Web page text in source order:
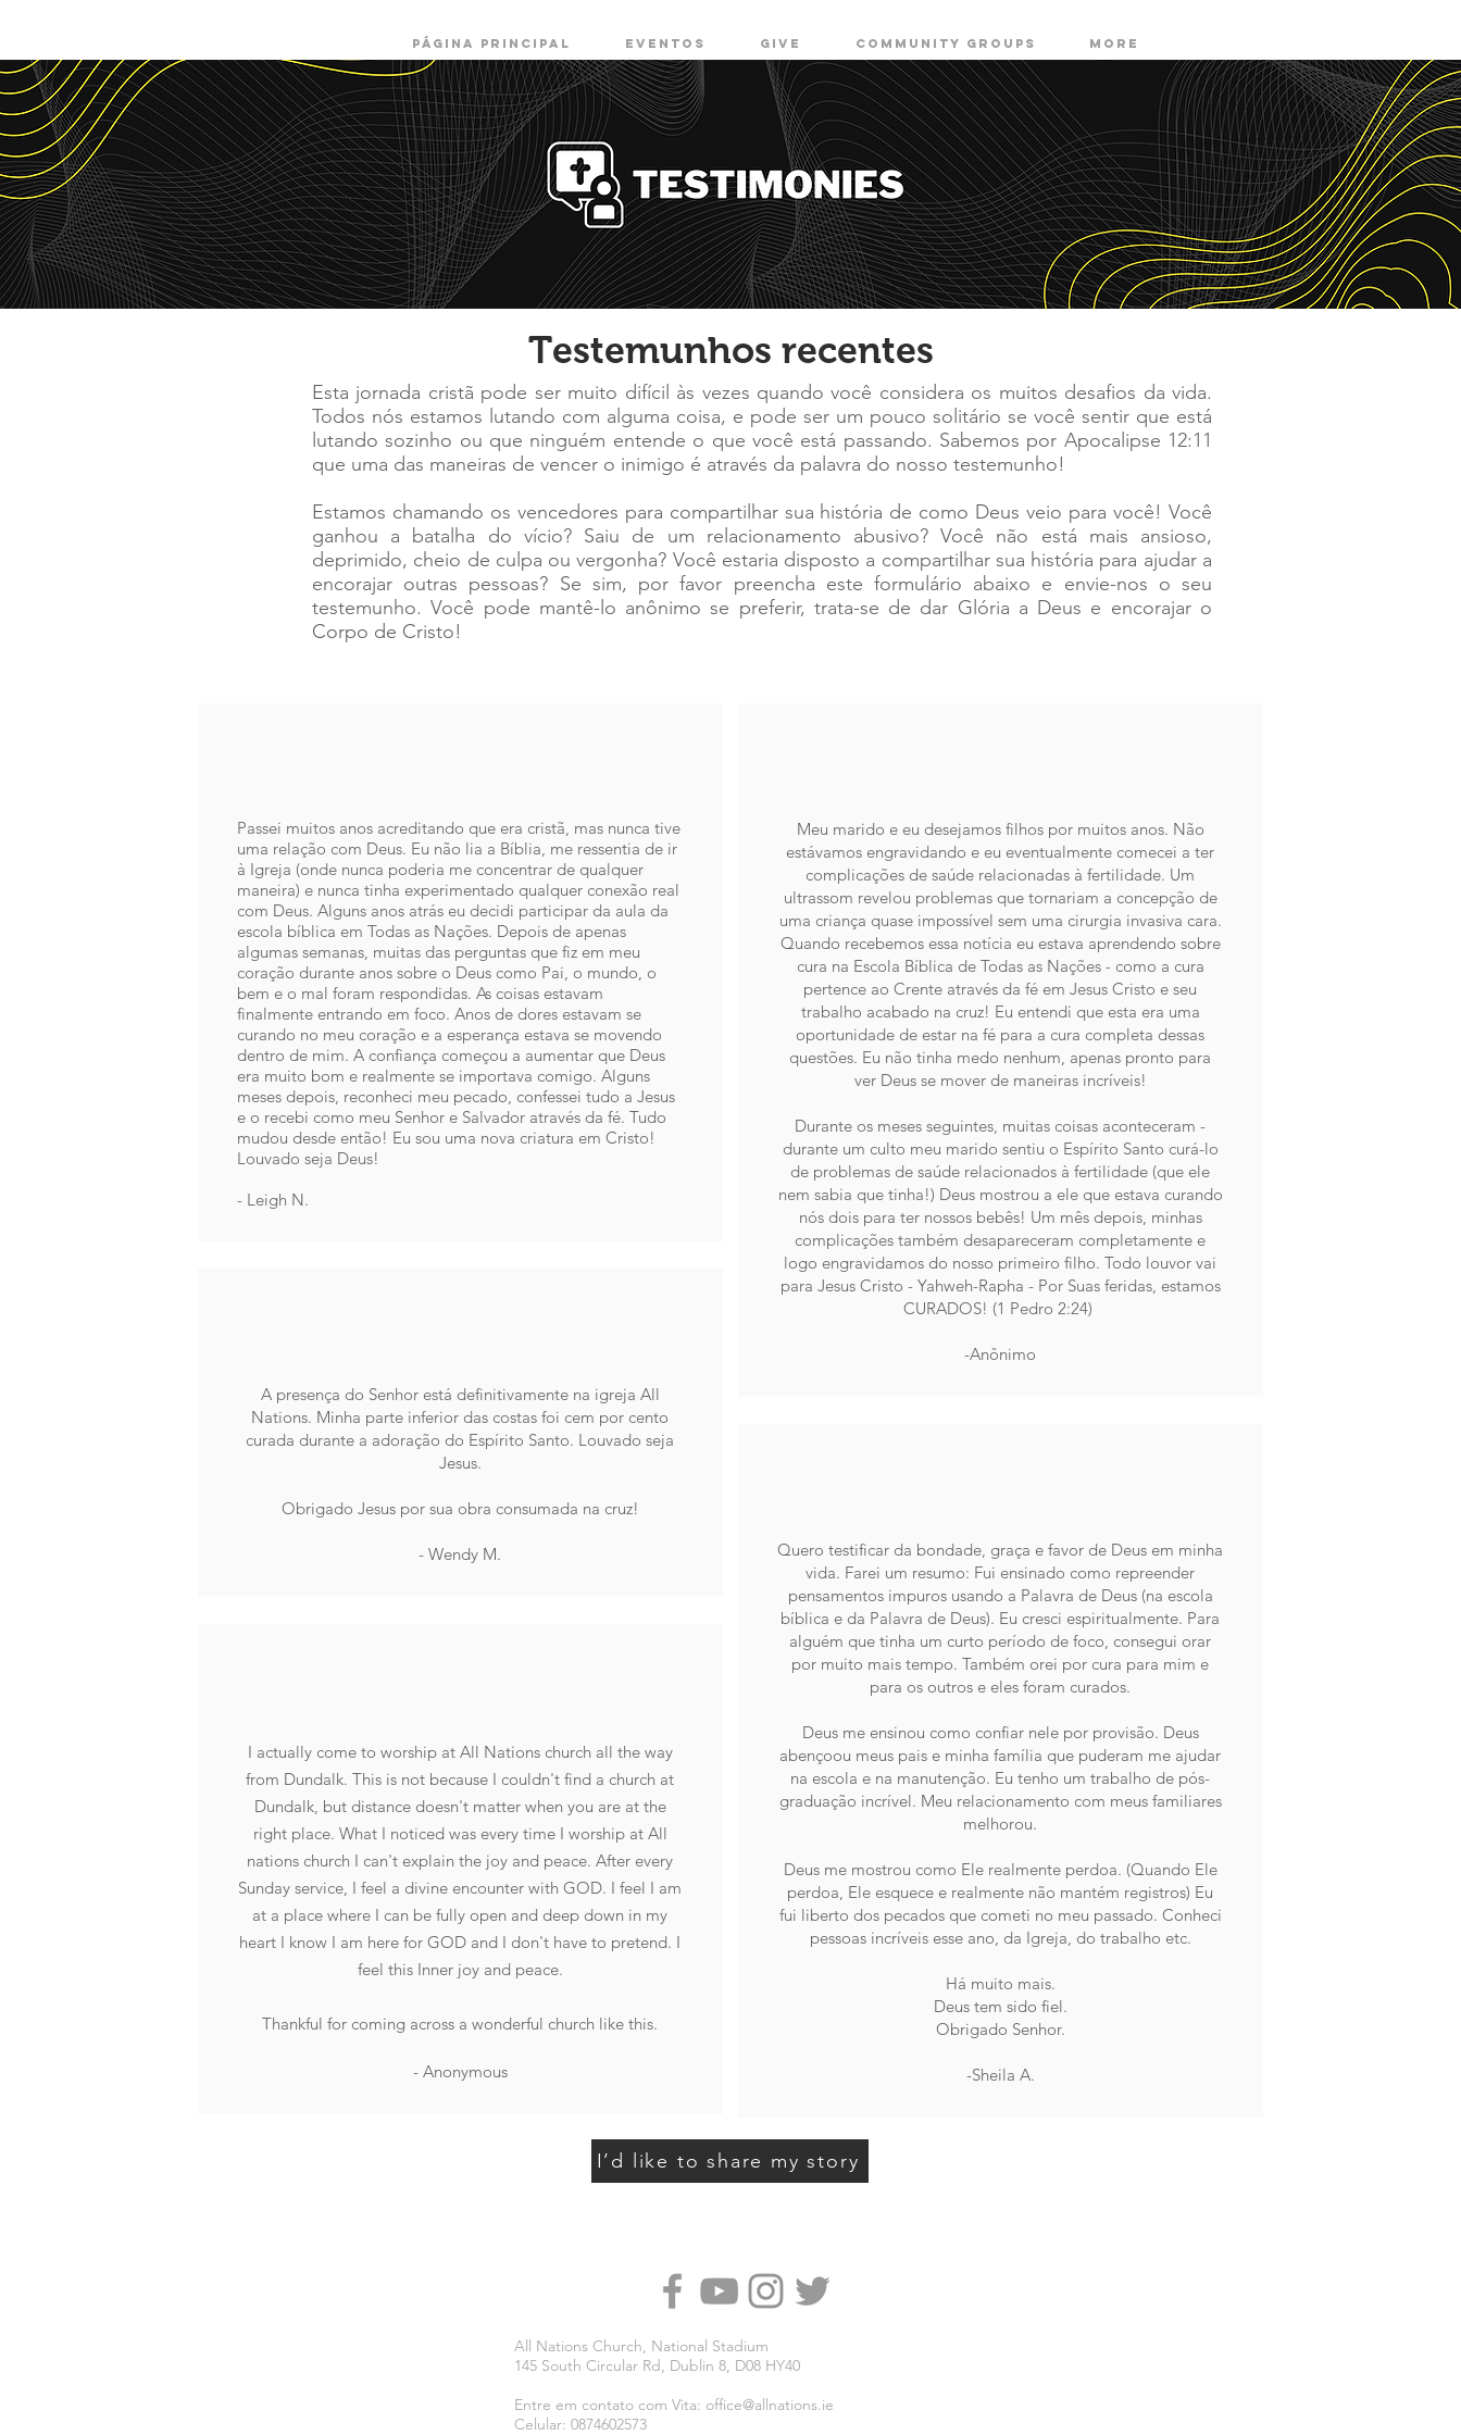
PÁGINA PRINCIPAL EVENTOS GIVE COMMUNITY GROUPS More
Testemunhos recentes
Esta jornada cristã pode ser muito difícil às vezes quando você considera os muitos desafios da vida.
Todos nós estamos lutando com alguma coisa, e pode ser um pouco solitário se você sentir que está
lutando sozinho ou que ninguém entende o que você está passando. Sabemos por Apocalipse 12:11
que uma das maneiras de vencer o inimigo é através da palavra do nosso testemunho!
Estamos chamando os vencedores para compartilhar sua história de como Deus veio para você! Você
ganhou a batalha do vício? Saiu de um relacionamento abusivo? Você não está mais ansioso,
deprimido, cheio de culpa ou vergonha? Você estaria disposto a compartilhar sua história para ajudar a
encorajar outras pessoas? Se sim, por favor preencha este formulário abaixo e envie-nos o seu
testemunho. Você pode mantê-lo anônimo se preferir, trata-se de dar Glória a Deus e encorajar o
Corpo de Cristo!
Passei muitos anos acreditando que era cristã, mas nunca tive
uma relação com Deus. Eu não lia a Bíblia, me ressentia de ir
à Igreja (onde nunca poderia me concentrar de qualquer
maneira) e nunca tinha experimentado qualquer conexão real
com Deus. Alguns anos atrás eu decidi participar da aula da
escola bíblica em Todas as Nações. Depois de apenas
algumas semanas, muitas das perguntas que fiz em meu
coração durante anos sobre o Deus como Pai, o mundo, o
bem e o mal foram respondidas. As coisas estavam
finalmente entrando em foco. Anos de dores estavam se
curando no meu coração e a esperança estava se movendo
dentro de mim. A confiança começou a aumentar que Deus
era muito bom e realmente se importava comigo. Alguns
meses depois, reconheci meu pecado, confessei tudo a Jesus
e o recebi como meu Senhor e Salvador através da fé. Tudo
mudou desde então! Eu sou uma nova criatura em Cristo!
Louvado seja Deus! ​
- Leigh N.
A presença do Senhor está definitivamente na igreja All
Nations. Minha parte inferior das costas foi cem por cento
curada durante a adoração do Espírito Santo. Louvado seja
Jesus.
Obrigado Jesus por sua obra consumada na cruz!
- Wendy M.
I actually come to worship at All Nations church all the way
from Dundalk. This is not because I couldn't find a church at
Dundalk, but distance doesn't matter when you are at the
right place. What I noticed was every time I worship at All
nations church I can't explain the joy and peace. After every
Sunday service, I feel a divine encounter with GOD. I feel I am
at a place where I can be fully open and deep down in my
heart I know I am here for GOD and I don't have to pretend. I
feel this Inner joy and peace.
Thankful for coming across a wonderful church like this.
- Anonymous
Meu marido e eu desejamos filhos por muitos anos. Não
estávamos engravidando e eu eventualmente comecei a ter
complicações de saúde relacionadas à fertilidade. Um
ultrassom revelou problemas que tornariam a concepção de
uma criança quase impossível sem uma cirurgia invasiva cara.
Quando recebemos essa notícia eu estava aprendendo sobre
cura na Escola Bíblica de Todas as Nações - como a cura
pertence ao Crente através da fé em Jesus Cristo e seu
trabalho acabado na cruz! Eu entendi que esta era uma
oportunidade de estar na fé para a cura completa dessas
questões. Eu não tinha medo nenhum, apenas pronto para
ver Deus se mover de maneiras incríveis!
Durante os meses seguintes, muitas coisas aconteceram -
durante um culto meu marido sentiu o Espírito Santo curá-lo
de problemas de saúde relacionados à fertilidade (que ele
nem sabia que tinha!) Deus mostrou a ele que estava curando
nós dois para ter nossos bebês! Um mês depois, minhas
complicações também desapareceram completamente e
logo engravidamos do nosso primeiro filho. Todo louvor vai
para Jesus Cristo - Yahweh-Rapha - Por Suas feridas, estamos
CURADOS! (1 Pedro 2:24) ​
-Anônimo
Quero testificar da bondade, graça e favor de Deus em minha
vida. Farei um resumo: Fui ensinado como repreender
pensamentos impuros usando a Palavra de Deus (na escola
bíblica e da Palavra de Deus). Eu cresci espiritualmente. Para
alguém que tinha um curto período de foco, consegui orar
por muito mais tempo. Também orei por cura para mim e
para os outros e eles foram curados.
Deus me ensinou como confiar nele por provisão. Deus
abençoou meus pais e minha família que puderam me ajudar
na escola e na manutenção. Eu tenho um trabalho de pós-
graduação incrível. Meu relacionamento com meus familiares
melhorou.
Deus me mostrou como Ele realmente perdoa. (Quando Ele
perdoa, Ele esquece e realmente não mantém registros) Eu
fui liberto dos pecados que cometi no meu passado. Conheci
pessoas incríveis esse ano, da Igreja, do trabalho etc.
Há muito mais.
Deus tem sido fiel.
Obrigado Senhor.
-Sheila A.
I’d like to share my story
All Nations Church, National Stadium
145 South Circular Rd, Dublin 8, D08 HY40
Entre em contato com Vita: office@allnations.ie
Celular: 0874602573